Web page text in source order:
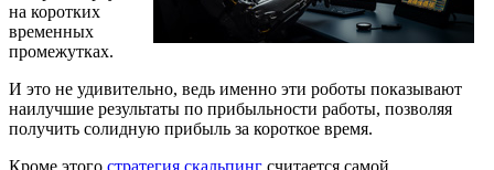
на коротких
временных
промежутках.
И это не удивительно, ведь именно эти роботы показывают
наилучшие результаты по прибыльности работы, позволяя
получить солидную прибыль за короткое время.